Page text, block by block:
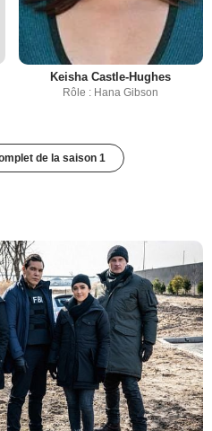
Keisha Castle-Hughes
Rôle : Hana Gibson
de la saison 1